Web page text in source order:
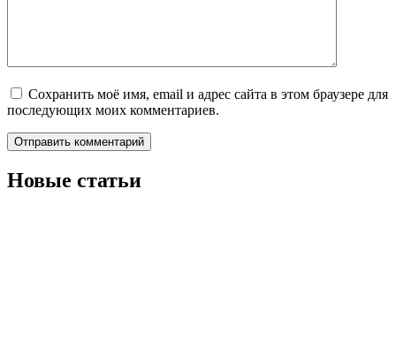
Сохранить моё имя, email и адрес сайта в этом браузере для
последующих моих комментариев.
Новые статьи